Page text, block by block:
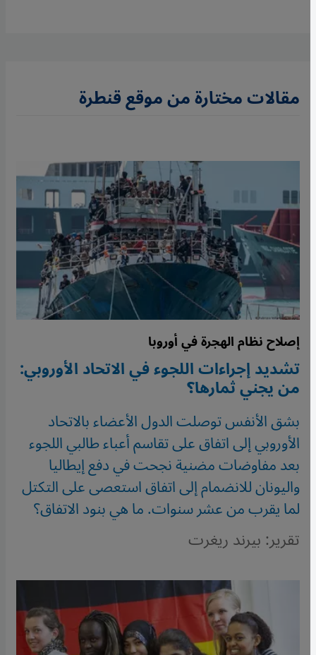
مقالات مختارة من موقع قنطرة
إصلاح نظام الهجرة في أوروبا
تشديد إجراءات اللجوء في الاتحاد الأوروبي:
من يجني ثمارها؟
بشق الأنفس توصلت الدول الأعضاء بالاتحاد
الأوروبي إلى اتفاق على تقاسم أعباء طالبي اللجوء
بعد مفاوضات مضنية نجحت في دفع إيطاليا
واليونان للانضمام إلى اتفاق استعصى على التكتل
لما يقرب من عشر سنوات. ما هي بنود الاتفاق؟
تقرير: بيرند ريغرت